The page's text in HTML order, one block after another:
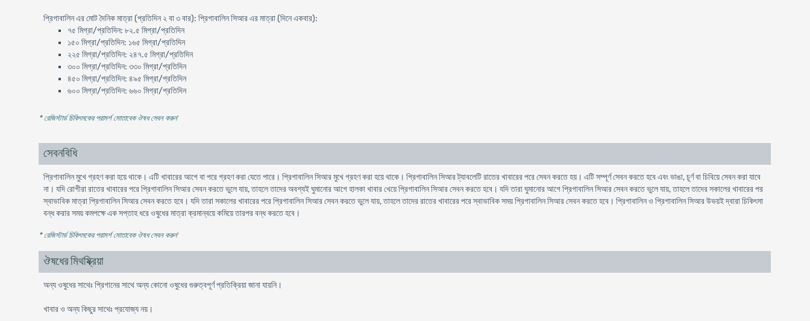
প্রিগাবালিন এর মোট দৈনিক মাত্রা (প্রতিদিন ২ বা ৩ বার): প্রিগাবালিন সিআর এর মাত্রা (দিনে একবার):
৭৫ মিগ্রা/প্রতিদিন: ৮২.৫ মিগ্রা/প্রতিদিন
১৫০ মিগ্রা/প্রতিদিন: ১৬৫ মিগ্রা/প্রতিদিন
২২৫ মিগ্রা/প্রতিদিন: ২৪৭.৫ মিগ্রা/প্রতিদিন
৩০০ মিগ্রা/প্রতিদিন: ৩৩০ মিগ্রা/প্রতিদিন
৪৫০ মিগ্রা/প্রতিদিন: ৪৯৫ মিগ্রা/প্রতিদিন
৬০০ মিগ্রা/প্রতিদিন: ৬৬০ মিগ্রা/প্রতিদিন
* রেজিস্টার্ড চিকিৎসকের পরামর্শ মোতাবেক ঔষধ সেবন করুন'
সেবনবিধি
প্রিগাবালিন মুখে গ্রহণ করা হয়ে থাকে। এটি খাবারের আগে বা পরে গ্রহণ করা যেতে পারে। প্রিগাবালিন সিআর মুখে গ্রহণ করা হয়ে থাকে। প্রিগাবালিন সিআর ট্যাবলেটি রাতের খাবারের পরে সেবন করতে হয়। এটি সম্পূর্ণ সেবন করতে হবে এবং ভাঙা, চূর্ণ বা চিবিয়ে সেবন করা যাবে
না। যদি রোগীরা রাতের খাবারের পরে প্রিগাবালিন সিআর সেবন করতে ভুলে যায়, তাহলে তাদের অবশ্যই ঘুমানোর আগে হালকা খাবার খেয়ে প্রিগাবালিন সিআর সেবন করতে হবে। যদি তারা ঘুমানোর আগে প্রিগাবালিন সিআর সেবন করতে ভুলে যায়, তাহলে তাদের সকালের খাবারের পর
স্বাভাবিক মাত্রা প্রিগাবালিন সিআর সেবন করতে হবে। যদি তারা সকালের খাবারের পরে প্রিগাবালিন সিআর সেবন করতে ভুলে যায়, তাহলে তাদের রাতের খাবারের পরে স্বাভাবিক সময় প্রিগাবালিন সিআর সেবন করতে হবে। প্রিগাবালিন ও প্রিগাবালিন সিআর উভয়ই দ্বারা চিকিৎসা
বন্ধ করার সময় কমপক্ষে এক সপ্তাহ ধরে ওষুধের মাত্রা ক্রমান্বয়ে কমিয়ে তারপর বন্ধ করতে হবে।
* রেজিস্টার্ড চিকিৎসকের পরামর্শ মোতাবেক ঔষধ সেবন করুন'
ঔষধের মিথষ্ক্রিয়া
অন্য ওষুধের সাথেঃ প্রিগানের সাথে অন্য কোনো ওষুধের গুরুত্বপূর্ণ প্রতিক্রিয়া জানা যায়নি।
খাবার ও অন্য কিছুর সাথেঃ প্রযোজ্য নয়।